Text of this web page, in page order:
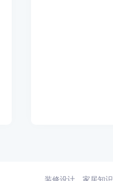
装修设计 家居知识